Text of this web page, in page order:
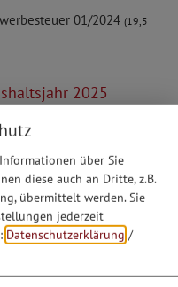
01/2024 (19,5
2025
für das
an die
(14,6 KB)
über Sie
diese auch an Dritte, z.B.
übermittelt werden. Sie
jederzeit
Datenschutzerklärung /